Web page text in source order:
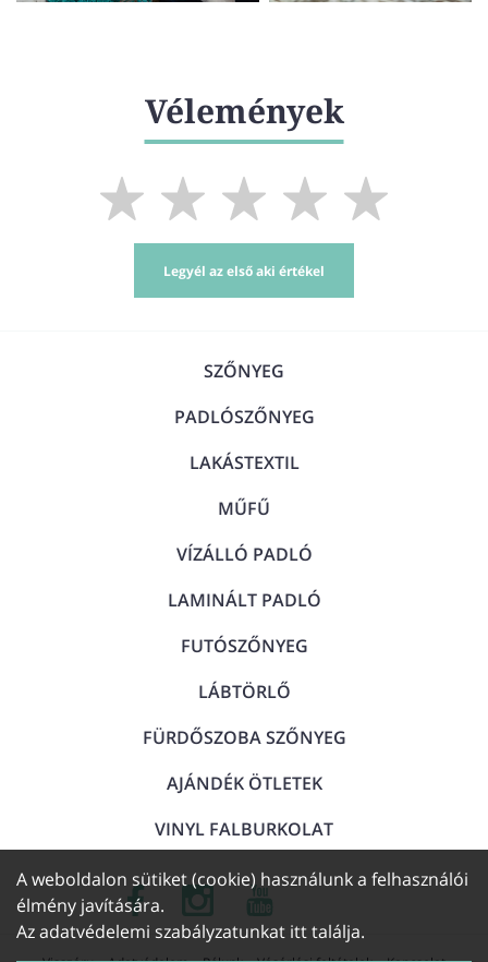
Vélemények
Legyél az első aki értékel
SZŐNYEG
PADLÓSZŐNYEG
LAKÁSTEXTIL
MŰFŰ
VÍZÁLLÓ PADLÓ
LAMINÁLT PADLÓ
FUTÓSZŐNYEG
LÁBTÖRLŐ
FÜRDŐSZOBA SZŐNYEG
AJÁNDÉK ÖTLETEK
VINYL FALBURKOLAT
A weboldalon sütiket (cookie) használunk a felhasználói
élmény javítására.
Az adatvédelemi szabályzatunkat itt találja.